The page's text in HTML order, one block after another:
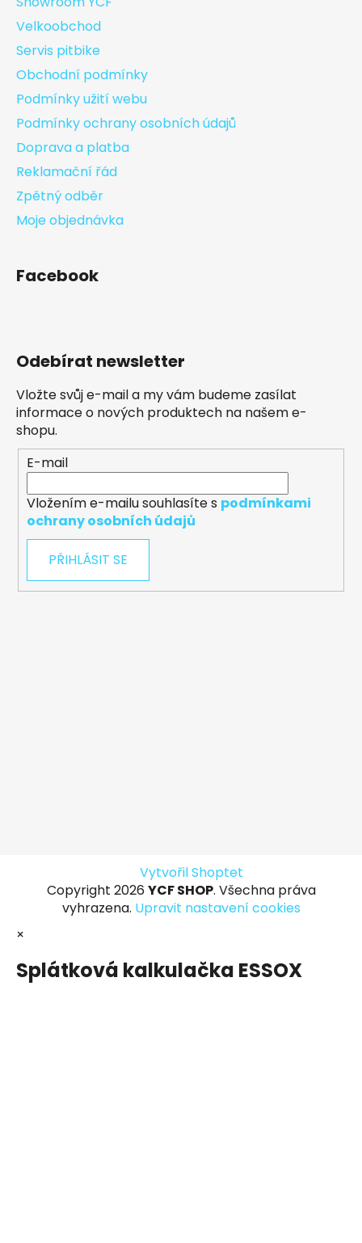
Velkoobchod
Servis pitbike
Obchodní podmínky
Podmínky užití webu
Podmínky ochrany osobních údajů
Doprava a platba
Reklamační řád
Zpětný odběr
Moje objednávka
Facebook
Odebírat newsletter
Vložte svůj e-mail a my vám budeme zasílat
informace o nových produktech na našem e-
shopu.
E-mail
Vložením e-mailu souhlasíte s podmínkami
ochrany osobních údajů
PŘIHLÁSIT SE
Vytvořil Shoptet
Copyright 2026 YCF SHOP. Všechna práva
vyhrazena. Upravit nastavení cookies
×
Splátková kalkulačka ESSOX